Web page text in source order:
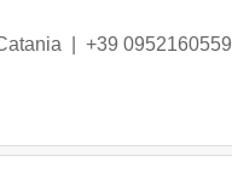
+39 0952160559